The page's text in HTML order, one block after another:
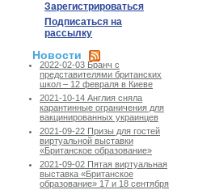
Зарегистрироваться
Подписаться на
рассылку
Новости
2022-02-03 Бранч с
представителями британских
школ – 12 февраля в Киеве
2021-10-14 Англия сняла
карантинные ограничения для
вакцинированных украинцев
2021-09-22 Призы для гостей
виртуальной выставки
«Британское образование»
2021-09-02 Пятая виртуальная
выставка «Британское
образование» 17 и 18 сентября